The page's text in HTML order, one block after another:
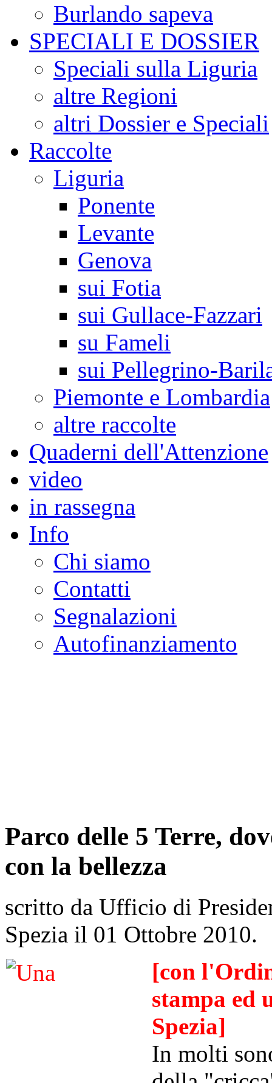
Burlando sapeva
SPECIALI E DOSSIER
Speciali sulla Liguria
altre Regioni
altri Dossier e Speciali
Raccolte
Liguria
Ponente
Levante
Genova
sui Fotia
sui Gullace-Fazzari
su Fameli
sui Pellegrino-
Piemonte e Lombardia
altre raccolte
Quaderni dell'Attenzione
video
in rassegna
Info
Chi siamo
Contatti
Segnalazioni
Autofinanziamento
Parco delle 5 Terre,
con la bellezza
scritto da Ufficio di
Spezia il 01 Ottobre 2010.
[con
stampa ed
Spezia]
In molti